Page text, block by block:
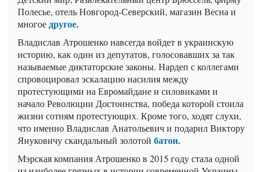
Полесье, отель Новгород-Северский, магазин Весна и
многоедругое.
Владислав Атрошенко навсегда войдет в украинскую
историю, как один из депутатов, голосовавших за так
называемые диктаторские законы. Нардеп с коллегами
спровоцировал эскалацию насилия между
протестующими на Евромайдане и силовиками и
начало Революции Достоинства, победа которой стоила
жизни сотням протестующих. Кроме того, ходят слухи,
что именно Владислав Анатольевич и подарил Виктору
Януковичу скандальный золотой батон.
Мэрская компания Атрошенко в 2015 году стала одной